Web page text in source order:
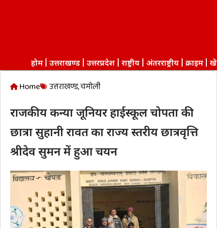
होम उत्तराखण्ड उत्तरप्रदेश राष्ट्रीय अंतरराष्ट्रीय क्राइम
Home उत्तराखण्ड,चमोली
राजकीय कन्या जूनियर हाईस्कूल चोपता की
छात्रा सुहानी रावत का राज्य स्तरीय छात्रवृत्ति
श्रीदेव सुमन में हुआ चयन